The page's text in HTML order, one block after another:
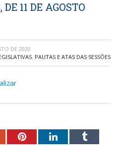
11 DE AGOSTO
DE 2020
, PAUTAS E ATAS DAS SESSÕES
PinterestLinkedInTumblr